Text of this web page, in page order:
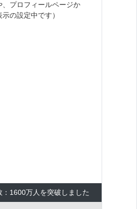
プロフィールページか
の設定中です）
：1600万人を突破しました